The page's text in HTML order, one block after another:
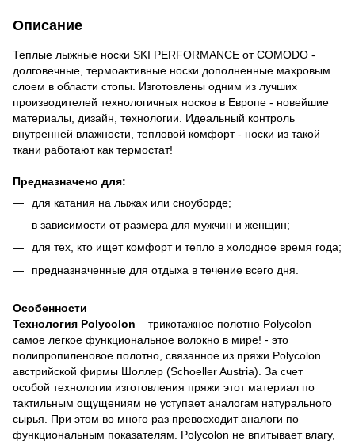
Описание
Теплые лыжные носки SKI PERFORMANCE от COMODO -
долговечные, термоактивные носки дополненные махровым
слоем в области стопы. Изготовлены одним из лучших
производителей технологичных носков в Европе - новейшие
материалы, дизайн, технологии. Идеальный контроль
внутренней влажности, тепловой комфорт - носки из такой
ткани работают как термостат!
Предназначено для:
для катания на лыжах или сноуборде;
в зависимости от размера для мужчин и женщин;
для тех, кто ищет комфорт и тепло в холодное время года;
предназначенные для отдыха в течение всего дня.
Особенности
Технология Polycolon – трикотажное полотно Polycolon
самое легкое функциональное волокно в мире! - это
полипропиленовое полотно, связанное из пряжи Polycolon
австрийской фирмы Шоллер (Schoeller Austria). За счет
особой технологии изготовления пряжи этот материал по
тактильным ощущениям не уступает аналогам натурального
сырья. При этом во много раз превосходит аналоги по
функциональным показателям. Polycolon не впитывает влагу,